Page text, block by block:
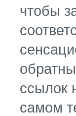
чтобы
ссылок
самом